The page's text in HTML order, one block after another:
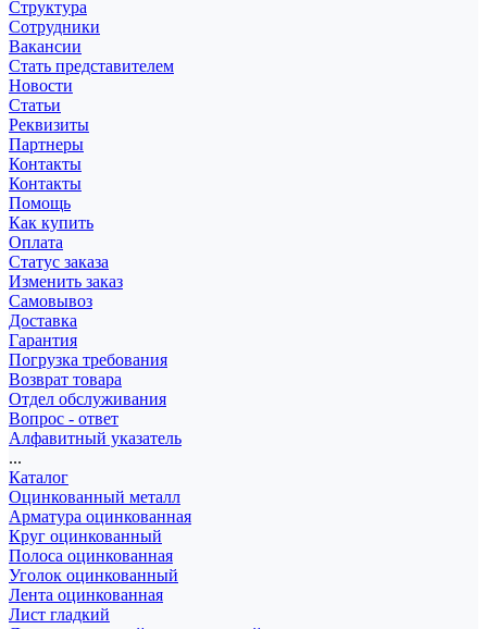
Структура
Сотрудники
Вакансии
Стать представителем
Новости
Статьи
Реквизиты
Партнеры
Контакты
Контакты
Помощь
Как купить
Оплата
Статус заказа
Изменить заказ
Самовывоз
Доставка
Гарантия
Погрузка требования
Возврат товара
Отдел обслуживания
Вопрос - ответ
Алфавитный указатель
...
Каталог
Оцинкованный металл
Арматура оцинкованная
Круг оцинкованный
Полоса оцинкованная
Уголок оцинкованный
Лента оцинкованная
Лист гладкий